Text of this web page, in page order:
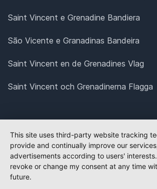
Saint Vincent e Grenadine Bandiera
São Vicente e Granadinas Bandeira
Saint Vincent en de Grenadines Vlag
Saint Vincent och Grenadinerna Flagga
This site uses third-party website tracking
provide and continually improve our
advertisements according to users'
revoke or change my consent at any time
future.